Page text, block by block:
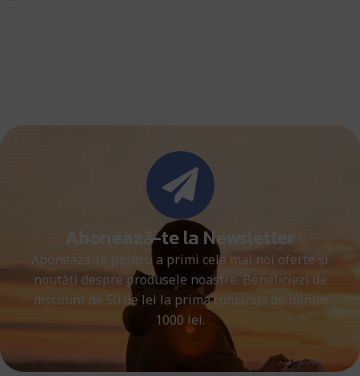
Abonează-te la Newsletter
Abonează-te pentru a primi cele mai noi oferte și
noutăți despre produsele noastre. Beneficiezi de
discount de 50 de lei la prima comanda de minim
1000 lei.